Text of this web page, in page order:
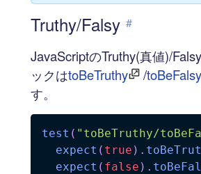
Truthy/Falsy #
JavaScriptのTruthy(真値)/
ックはtoBeTruthy /toBeFalsy
す。
test ( "toBeTruthy/
expect ( true ) .
expect ( false ) .